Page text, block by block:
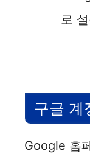
로
구글 계
Google 홈